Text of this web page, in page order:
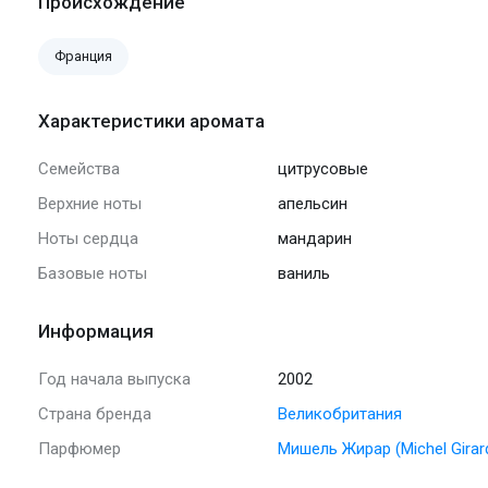
Франция
Характеристики аромата
Семейства
цитрусовые
Верхние ноты
апельсин
Ноты сердца
мандарин
Базовые ноты
ваниль
Информация
Год начала выпуска
2002
Страна бренда
Великобритания
Парфюмер
Мишель Жирар (Michel